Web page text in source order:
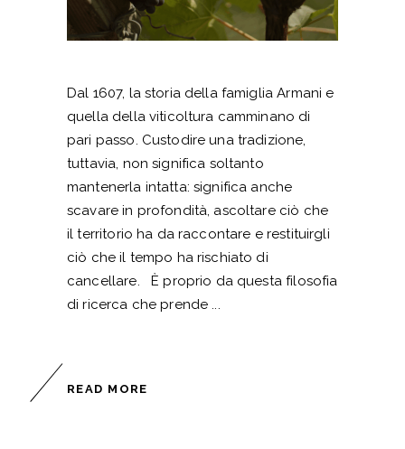
Dal 1607, la storia della famiglia Armani e
quella della viticoltura camminano di
pari passo. Custodire una tradizione,
tuttavia, non significa soltanto
mantenerla intatta: significa anche
scavare in profondità, ascoltare ciò che
il territorio ha da raccontare e restituirgli
ciò che il tempo ha rischiato di
cancellare. È proprio da questa filosofia
di ricerca che prende
READ MORE